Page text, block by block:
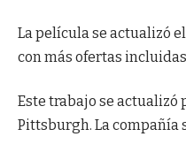
La película se actualizó
con más ofertas
Este trabajo se actualizó
Pittsburgh. La compañía